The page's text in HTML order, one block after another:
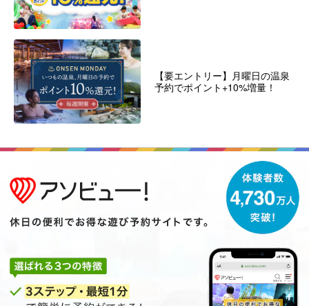
【要エントリー】月曜日の温泉
予約でポイント+10%増量！